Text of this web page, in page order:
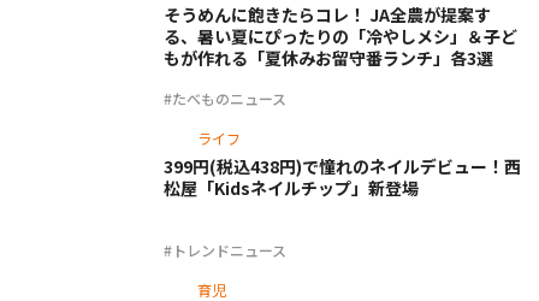
#たべものニュース
そうめんに飽きたらコレ！ JA全農が提案す
る、暑い夏にぴったりの「冷やしメシ」＆子ど
もが作れる「夏休みお留守番ランチ」各3選
ライフ
#トレンドニュース
399円(税込438円)で憧れのネイルデビュー！西
松屋「Kidsネイルチップ」新登場
育児